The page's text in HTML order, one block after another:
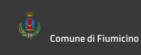
Comune di Fiumicino